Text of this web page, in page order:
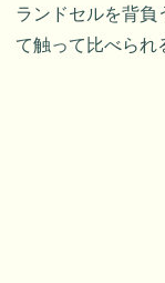
ランドセルを背負
て触って比べられ